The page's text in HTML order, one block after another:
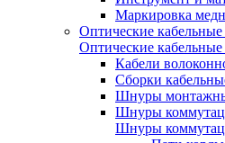
Маркировка
Оптические
Оптические
Кабели
Сборки
Шнуры
Шнуры
Шнуры